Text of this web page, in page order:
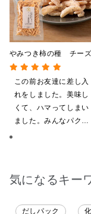
やみつき柿の種 チー
黒胡椒 85g
この前お友達に差し入
れをしました。美味し
くて、ハマってしまい
ました。みんなパクパ
気になるキー
だしパック